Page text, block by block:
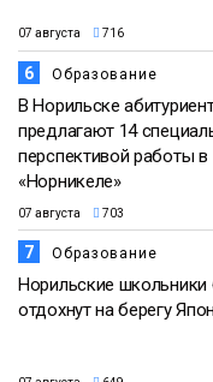
07 августа 716
6 Образование
В Норильске
предлагают 14
перспективой работы в
«Норникеле»
07 августа 703
7 Образование
Норильские школьники
отдохнут на берегу